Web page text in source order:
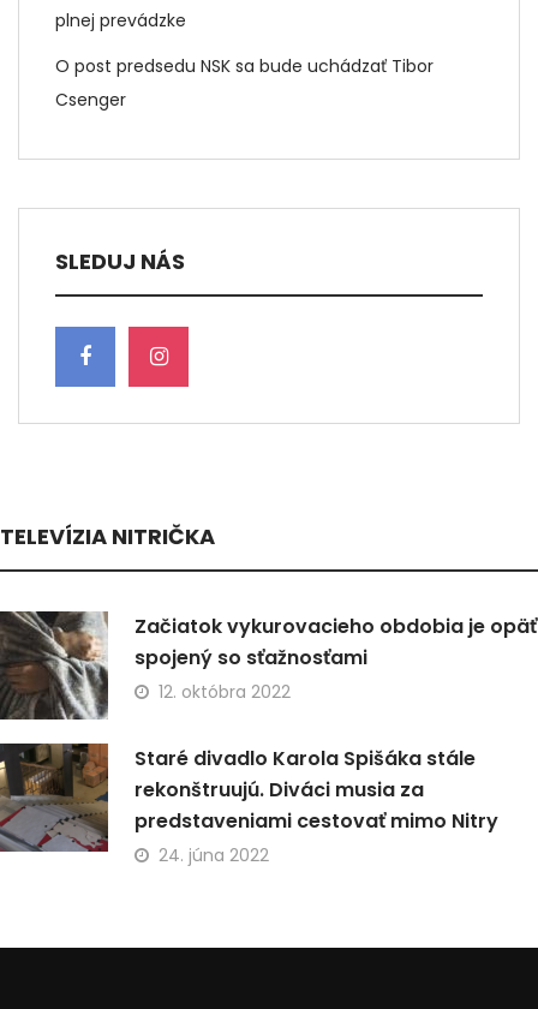
plnej prevádzke
O post predsedu NSK sa bude uchádzať Tibor
Csenger
SLEDUJ NÁS
TELEVÍZIA NITRIČKA
Začiatok vykurovacieho obdobia je opäť
spojený so sťažnosťami
12. októbra 2022
Staré divadlo Karola Spišáka stále
rekonštruujú. Diváci musia za
predstaveniami cestovať mimo Nitry
24. júna 2022